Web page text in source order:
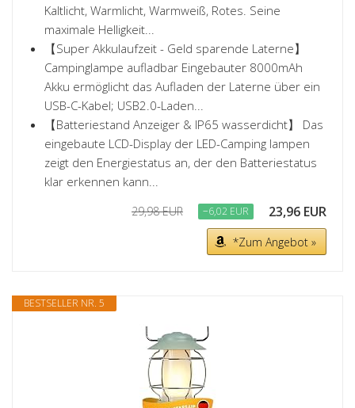
Kaltlicht, Warmlicht, Warmweiß, Rotes. Seine
maximale Helligkeit...
【Super Akkulaufzeit - Geld sparende Laterne】
Campinglampe aufladbar Eingebauter 8000mAh
Akku ermöglicht das Aufladen der Laterne über ein
USB-C-Kabel; USB2.0-Laden...
【Batteriestand Anzeiger & IP65 wasserdicht】 Das
eingebaute LCD-Display der LED-Camping lampen
zeigt den Energiestatus an, der den Batteriestatus
klar erkennen kann...
29,98 EUR −6,02 EUR 23,96 EUR
*Zum Angebot »
BESTSELLER NR. 5